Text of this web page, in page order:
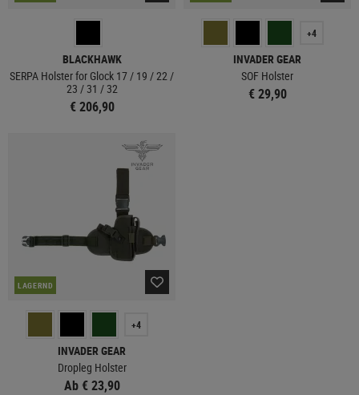
BLACKHAWK
SERPA Holster for Glock 17 / 19 / 22 /
23 / 31 / 32
€ 206,90
+4
INVADER GEAR
SOF Holster
€ 29,90
LAGERND
+4
INVADER GEAR
Dropleg Holster
Ab € 23,90